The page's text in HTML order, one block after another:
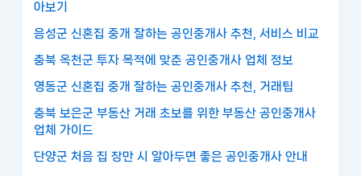
아보기
음성군 신혼집 중개 잘하는 공인중개사 추천, 서비스 비교
충북 옥천군 투자 목적에 맞춘 공인중개사 업체 정보
영동군 신혼집 중개 잘하는 공인중개사 추천, 거래팁
충북 보은군 부동산 거래 초보를 위한 부동산 공인중개사
업체 가이드
단양군 처음 집 장만 시 알아두면 좋은 공인중개사 안내